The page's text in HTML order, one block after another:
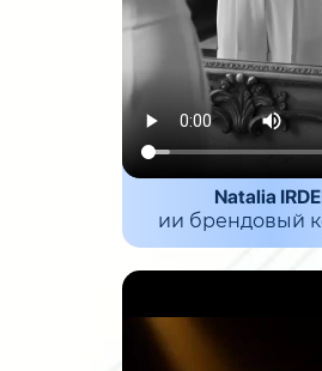
Natalia
ии брендовый